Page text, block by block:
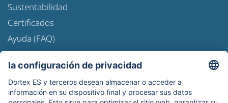
Sustentabilidad
Certificados
Ayuda (FAQ)
Newsroom
Información de envío